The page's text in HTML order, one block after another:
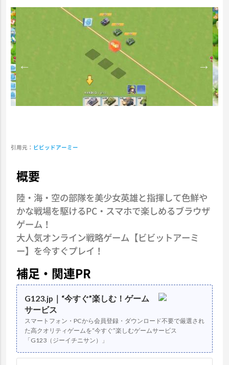
引用元： ビビッドアーミー
概要
陸・海・空の部隊を美少女英雄と指揮して色鮮や
かな戦場を駆けるPC・スマホで楽しめるブラウザ
ゲーム！
大人気オンライン戦略ゲーム【ビビットアーミ
ー】を今すぐプレイ！
補足・関連PR
G123.jp｜“今すぐ”楽しむ！ゲーム
サービス
スマートフォン・PCから会員登録・ダウンロード不要で厳選され
た高クオリティゲームを“今すぐ”楽しむゲームサービス
「G123（ジーイチニサン）」